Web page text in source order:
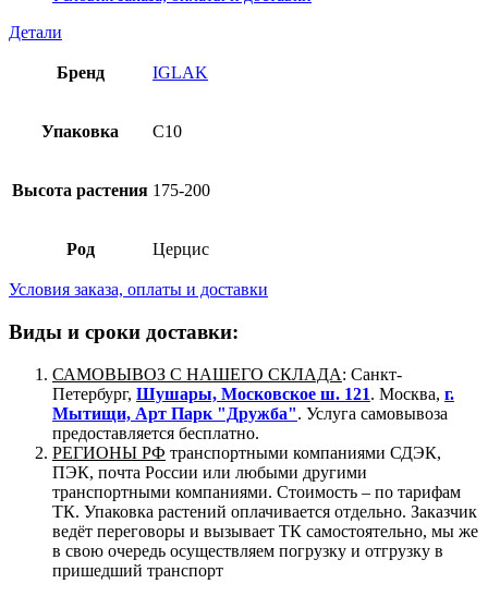
Детали
Бренд IGLAK
Упаковка C10
Высота растения 175-200
Род Церцис
Условия заказа, оплаты и доставки
Виды и сроки доставки:
САМОВЫВОЗ С НАШЕГО СКЛАДА: Санкт-
Петербург, Шушары, Московское ш. 121. Москва, г.
Мытищи, Арт Парк "Дружба". Услуга самовывоза
предоставляется бесплатно.
РЕГИОНЫ РФ транспортными компаниями СДЭК,
ПЭК, почта России или любыми другими
транспортными компаниями. Стоимость – по тарифам
ТК. Упаковка растений оплачивается отдельно. Заказчик
ведёт переговоры и вызывает ТК самостоятельно, мы же
в свою очередь осуществляем погрузку и отгрузку в
пришедший транспорт